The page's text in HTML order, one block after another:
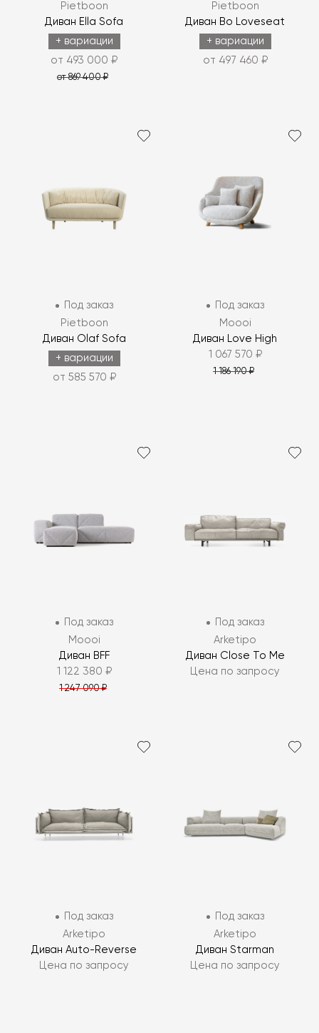
Pietboon
Диван Ella Sofa
+ вариации
от 493 000 ₽
от 869 400 ₽
Pietboon
Диван Bo Loveseat
+ вариации
от 497 460 ₽
Под заказ
Pietboon
Диван Olaf Sofa
+ вариации
от 585 570 ₽
Под заказ
Moooi
Диван Love High
1 067 570 ₽
1 186 190 ₽
Под заказ
Moooi
Диван BFF
1 122 380 ₽
1 247 090 ₽
Под заказ
Arketipo
Диван Close To Me
Цена по запросу
Под заказ
Arketipo
Диван Auto-Reverse
Цена по запросу
Под заказ
Arketipo
Диван Starman
Цена по запросу